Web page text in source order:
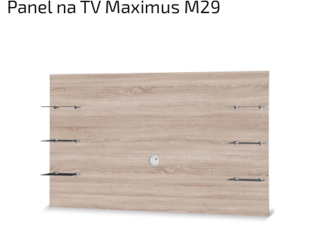
Panel na TV Maximus M29